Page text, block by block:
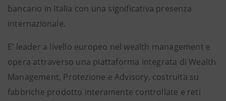
bancario in Italia con una significativa presenza
internazionale.
E’ leader a livello europeo nel wealth management e
opera attraverso una piattaforma integrata di Wealth
Management, Protezione e Advisory, costruita su
fabbriche prodotto interamente controllate e reti